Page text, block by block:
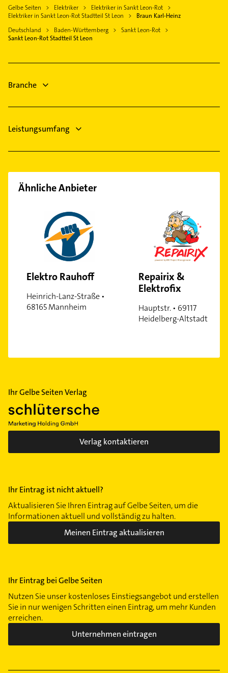
Leimen Baden
Ketsch Rhein
Arzt
Steuerberater
Fensterbauer
Schreiner
Hausarzt
Arzt
Maler
Gelbe Seiten Elektriker
Elektriker in Sankt Leon-Rot
Elektriker in Sankt Leon-Rot Stadtteil St Leon
Braun Karl-Heinz
Deutschland
Baden-Württemberg
Sankt Leon-Rot
Sankt Leon-Rot Stadtteil St Leon
Branche
Leistungsumfang
Ähnliche Anbieter
Elektro Rauhoff
Heinrich-Lanz-Straße •
68165 Mannheim
Repairix &
Elektrofix
Hauptstr. • 69117
Heidelberg-Altstadt
Ihr Gelbe Seiten Verlag
Verlag kontaktieren
Ihr Eintrag ist nicht aktuell?
Aktualisieren Sie Ihren Eintrag auf Gelbe Seiten, um die
Informationen aktuell und vollständig zu halten.
Meinen Eintrag aktualisieren
Ihr Eintrag bei Gelbe Seiten
Nutzen Sie unser kostenloses Einstiegsangebot und erstellen
Sie in nur wenigen Schritten einen Eintrag, um mehr Kunden
erreichen.
Unternehmen eintragen